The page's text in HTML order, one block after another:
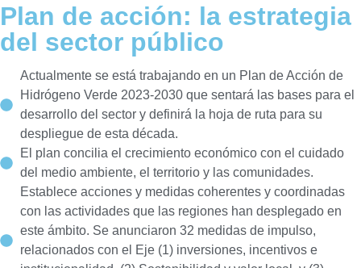
Plan de acción: la estrategia
del sector público
Actualmente se está trabajando en un Plan de Acción de
Hidrógeno Verde 2023-2030 que sentará las bases para el
desarrollo del sector y definirá la hoja de ruta para su
despliegue de esta década.
El plan concilia el crecimiento económico con el cuidado
del medio ambiente, el territorio y las comunidades.
Establece acciones y medidas coherentes y coordinadas
con las actividades que las regiones han desplegado en
este ámbito. Se anunciaron 32 medidas de impulso,
relacionados con el Eje (1) inversiones, incentivos e